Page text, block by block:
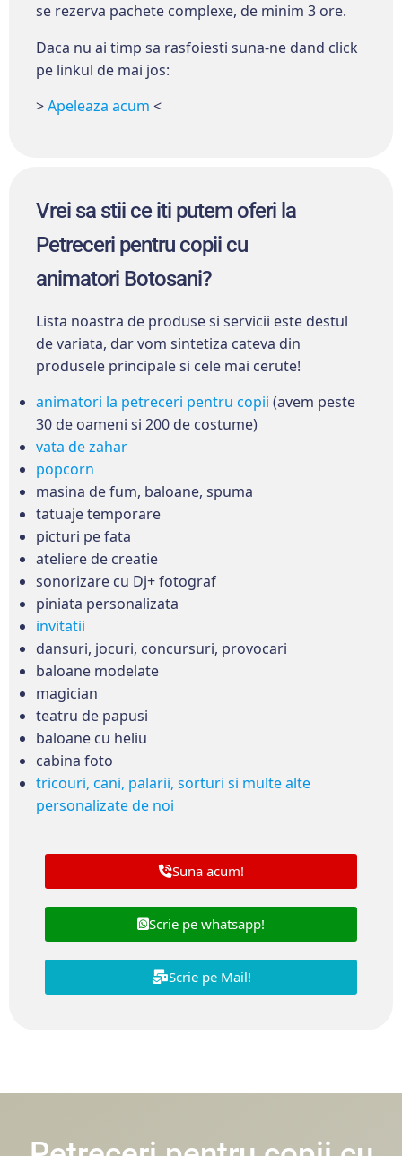
se rezerva pachete complexe, de minim 3 ore.
Daca nu ai timp sa rasfoiesti suna-ne dand click
pe linkul de mai jos:
>Apeleaza acum <
Vrei sa stii ce iti putem oferi la
Petreceri pentru copii cu
animatori Botosani?
Lista noastra de produse si servicii este destul
de variata, dar vom sintetiza cateva din
produsele principale si cele mai cerute!
animatori la petreceri pentru copii (avem peste
30 de oameni si 200 de costume)
vata de zahar
popcorn
masina de fum, baloane, spuma
tatuaje temporare
picturi pe fata
ateliere de creatie
sonorizare cu Dj+ fotograf
piniata personalizata
invitatii
dansuri, jocuri, concursuri, provocari
baloane modelate
magician
teatru de papusi
baloane cu heliu
cabina foto
tricouri, cani, palarii, sorturi si multe alte
personalizate de noi
Suna acum!
Scrie pe whatsapp!
Scrie pe Mail!